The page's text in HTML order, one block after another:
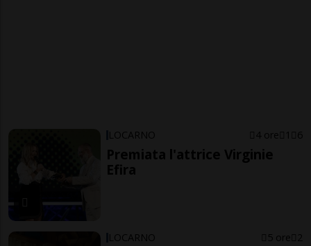
LOCARNO 4 ore 1 6
Premiata l'attrice Virginie
Efira
LOCARNO 5 ore 2